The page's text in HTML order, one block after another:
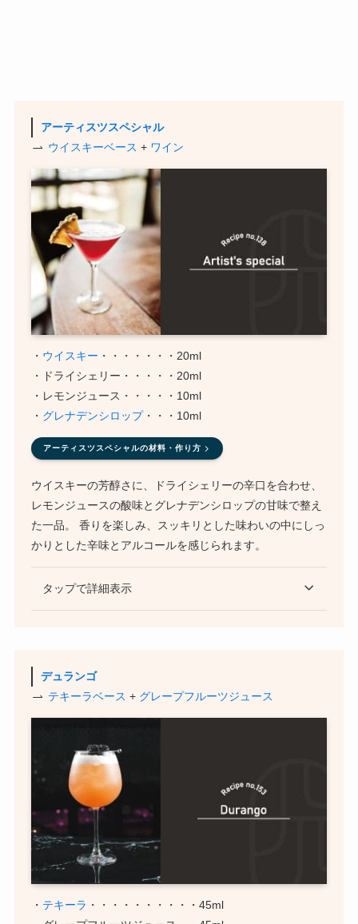
アーティスツスペシャル
ウイスキーベース + ワイン
・ ウイスキー ・・・・・・・20ml
・ドライシェリー・・・・・20ml
・レモンジュース・・・・・10ml
・ グレナデンシロップ・・・10ml
アーティスツスペシャルの材料・作り方
ウイスキーの芳醇さに、ドライシェリーの辛口を合わせ、
レモンジュースの酸味とグレナデンシロップの甘味で整え
た一品。 香りを楽しみ、スッキリとした味わいの中にしっ
かりとした辛味とアルコールを感じられます。
タップで詳細表示
デュランゴ
テキーラベース + グレープフルーツジュース
・ テキーラ ・・・・・・・・・・45ml